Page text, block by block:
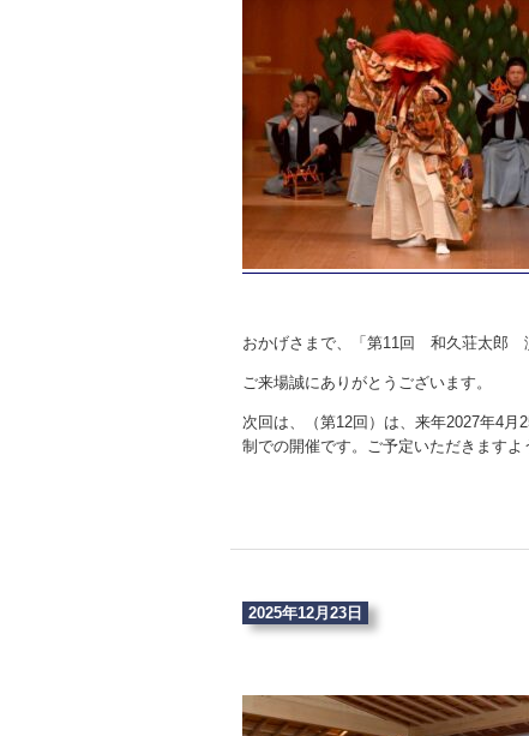
おかげさまで、「第11回 和久荘太郎
ご来場誠にありがとうございます。
次回は、（第12回）は、来年2027年4
制での開催です。ご予定いただきますよ
2025年12月23日